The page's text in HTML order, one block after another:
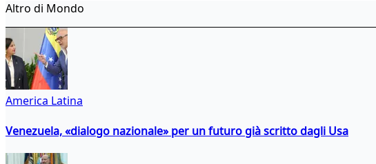
Altro di Mondo
America Latina
Venezuela, «dialogo nazionale» per un futuro già scritto dagli Usa